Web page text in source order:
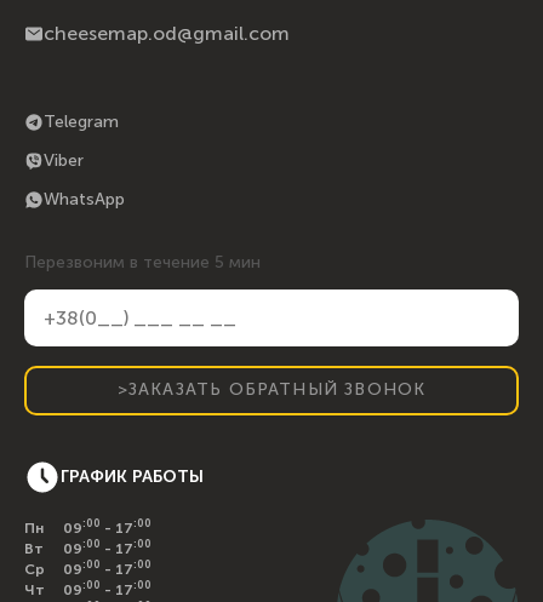
Telegram
Viber
WhatsApp
Перезвоним в течение 5 мин
>ЗАКАЗАТЬ ОБРАТНЫЙ ЗВОНОК
ГРАФИК РАБОТЫ
Пн 09 :00 - 17 :00
Вт 09 :00 - 17 :00
Ср 09 :00 - 17 :00
Чт 09 :00 - 17 :00
cheesemap.od@gmail.com